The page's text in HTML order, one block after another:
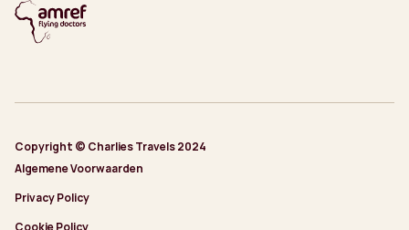
Copyright © Charlies Travels 2024
Algemene Voorwaarden
Privacy Policy
Cookie Policy